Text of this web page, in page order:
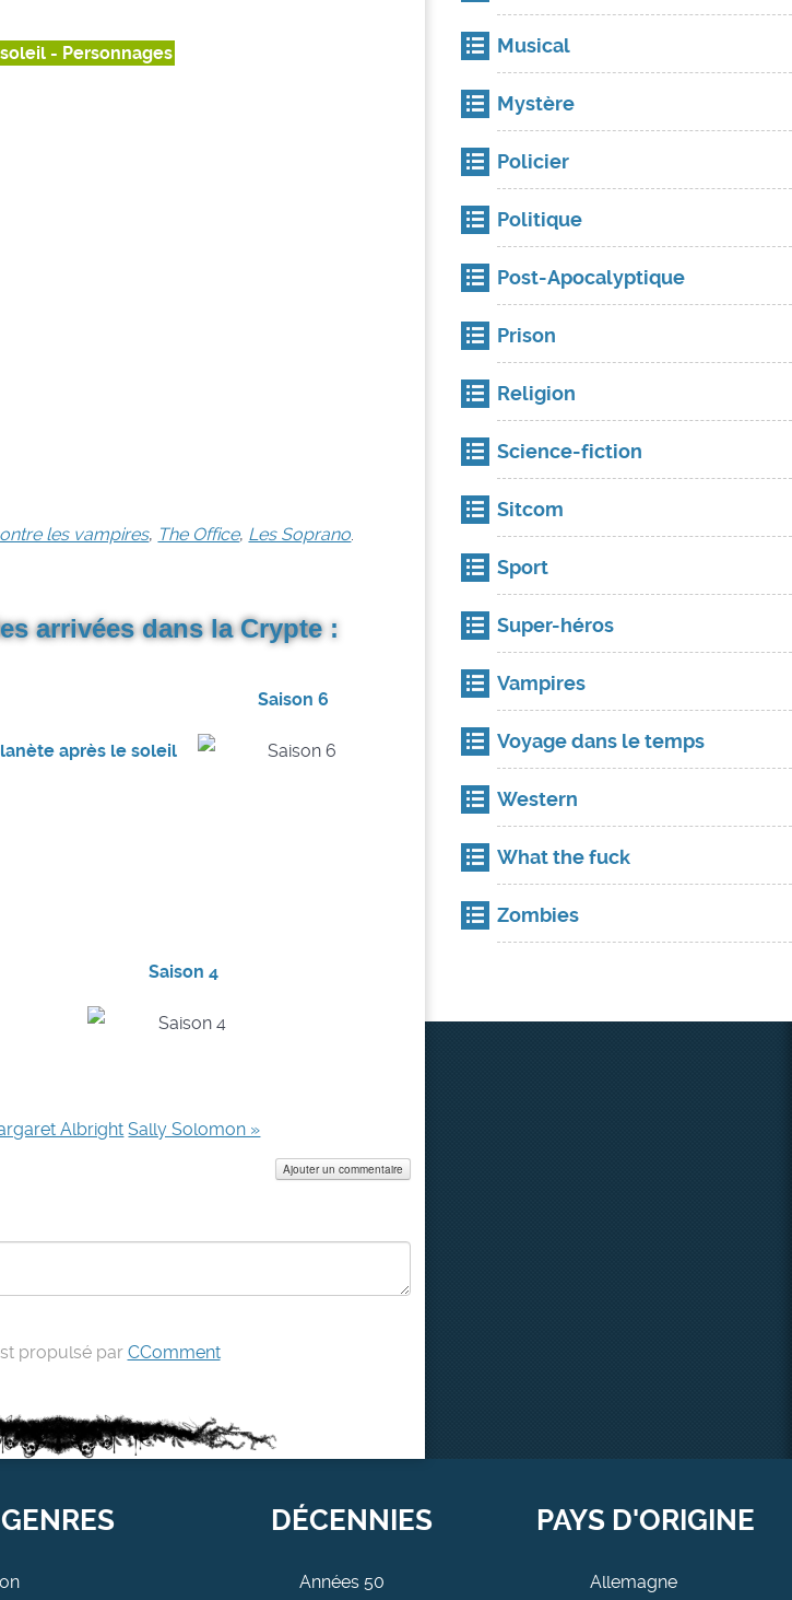
- Personnages
les vampires, The Office, Les Soprano
arrivées dans la Crypte :
après le soleil
Saison 6
Saison 4
Albright Sally Solomon »
Ajouter un commentaire
propulsé par CComment
Musical
Mystère
Policier
Politique
Post-Apocalyptique
Prison
Religion
Science-fiction
Sitcom
Sport
Super-héros
Vampires
Voyage dans le temps
Western
What the fuck
Zombies
GENRES DÉCENNIES
Années 50
PAYS D'ORIGINE
Allemagne